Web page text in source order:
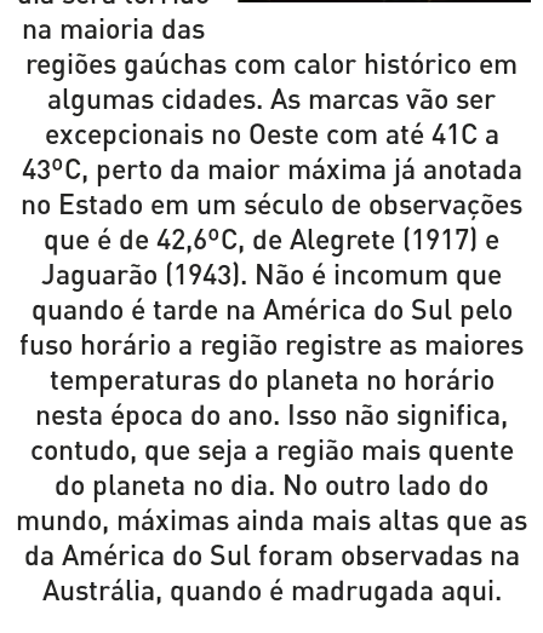
na maioria das
regiões gaúchas com calor histórico em
algumas cidades. As marcas vão ser
excepcionais no Oeste com até 41C a
43ºC, perto da maior máxima já anotada
no Estado em um século de observações
que é de 42,6ºC, de Alegrete (1917) e
Jaguarão (1943). Não é incomum que
quando é tarde na América do Sul pelo
fuso horário a região registre as maiores
temperaturas do planeta no horário
nesta época do ano. Isso não significa,
contudo, que seja a região mais quente
do planeta no dia. No outro lado do
mundo, máximas ainda mais altas que as
da América do Sul foram observadas na
Austrália, quando é madrugada aqui.